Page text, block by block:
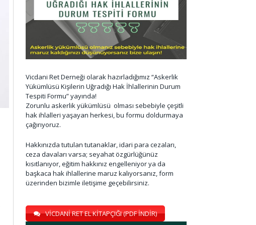
Vicdani Ret Derneği olarak hazırladığımız “Askerlik
Yükümlüsü Kişilerin Uğradığı Hak İhlallerinin Durum
Tespiti Formu” yayında!
Zorunlu askerlik yükümlüsü olması sebebiyle çeşitli
hak ihlalleri yaşayan herkesi, bu formu doldurmaya
çağırıyoruz.
Hakkınızda tutulan tutanaklar, idari para cezaları,
ceza davaları varsa; seyahat özgürlüğünüz
kısıtlanıyor, eğitim hakkınız engelleniyor ya da
başkaca hak ihlallerine maruz kalıyorsanız, form
üzerinden bizimle iletişime geçebilirsiniz.
VİCDANİ RET EL KİTAPÇIĞI (PDF İNDİR)